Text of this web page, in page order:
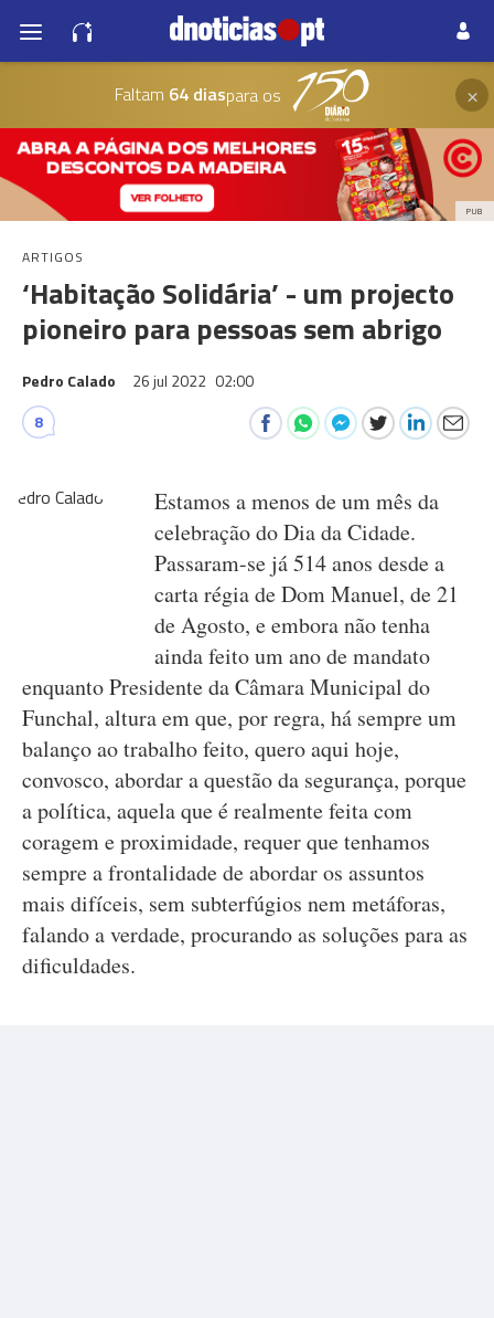
Faltam 64 diaspara os ×
PUB
ARTIGOS
‘Habitação Solidária’ - um projecto
pioneiro para pessoas sem abrigo
Pedro Calado 26 jul 2022 02:00
8
Estamos a menos de um mês da
celebração do Dia da Cidade.
Passaram-se já 514 anos desde a
carta régia de Dom Manuel, de 21
de Agosto, e embora não tenha
ainda feito um ano de mandato
enquanto Presidente da Câmara Municipal do
Funchal, altura em que, por regra, há sempre um
balanço ao trabalho feito, quero aqui hoje,
convosco, abordar a questão da segurança, porque
a política, aquela que é realmente feita com
coragem e proximidade, requer que tenhamos
sempre a frontalidade de abordar os assuntos
mais difíceis, sem subterfúgios nem metáforas,
falando a verdade, procurando as soluções para as
dificuldades.